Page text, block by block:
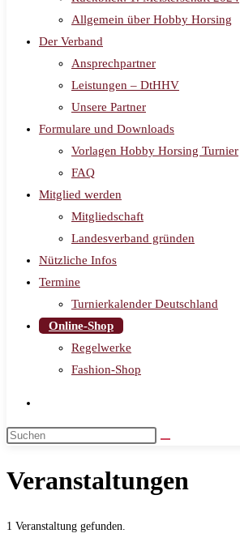
Allgemein über Hobby Horsing
Der Verband
Ansprechpartner
Leistungen – DtHHV
Unsere Partner
Formulare und Downloads
Vorlagen Hobby Horsing Turnier
FAQ
Mitglied werden
Mitgliedschaft
Landesverband gründen
Nützliche Infos
Termine
Turnierkalender Deutschland
Online-Shop
Regelwerke
Fashion-Shop
Veranstaltungen
1 Veranstaltung gefunden.